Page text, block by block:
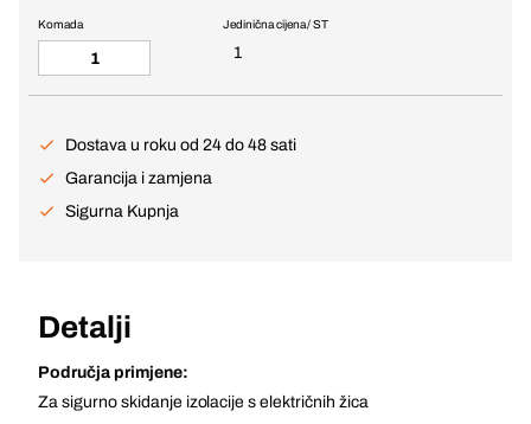
Jedinična cijena / ST
1
Komada
Dostava u roku od 24 do 48 sati
Garancija i zamjena
Sigurna Kupnja
Detalji
Područja primjene:
Za sigurno skidanje izolacije s električnih žica